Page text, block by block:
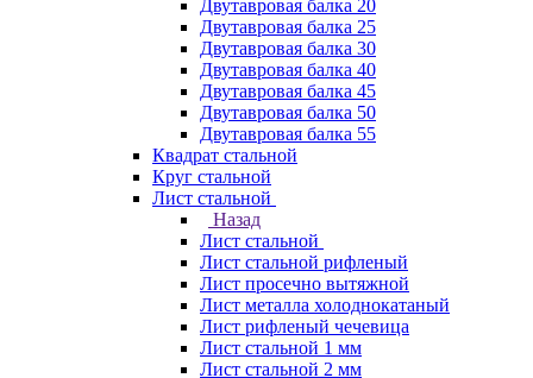
Двутавровая балка 20
Двутавровая балка 25
Двутавровая балка 30
Двутавровая балка 40
Двутавровая балка 45
Двутавровая балка 50
Двутавровая балка 55
Квадрат стальной
Круг стальной
Лист стальной
Назад
Лист стальной
Лист стальной рифленый
Лист просечно вытяжной
Лист металла холоднокатаный
Лист рифленый чечевица
Лист стальной 1 мм
Лист стальной 2 мм